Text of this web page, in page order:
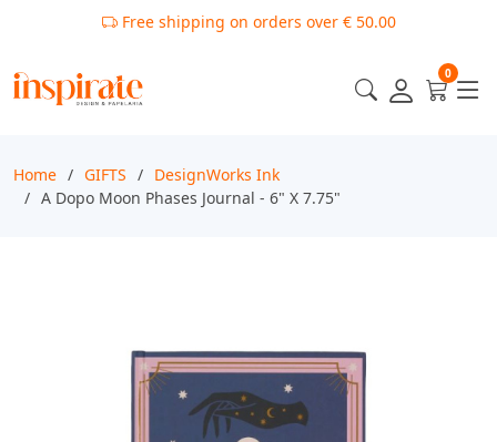
Free shipping on orders over € 50.00
0
Home GIFTS
DesignWorks Ink
A Dopo Moon Phases Journal - 6" X 7.75"